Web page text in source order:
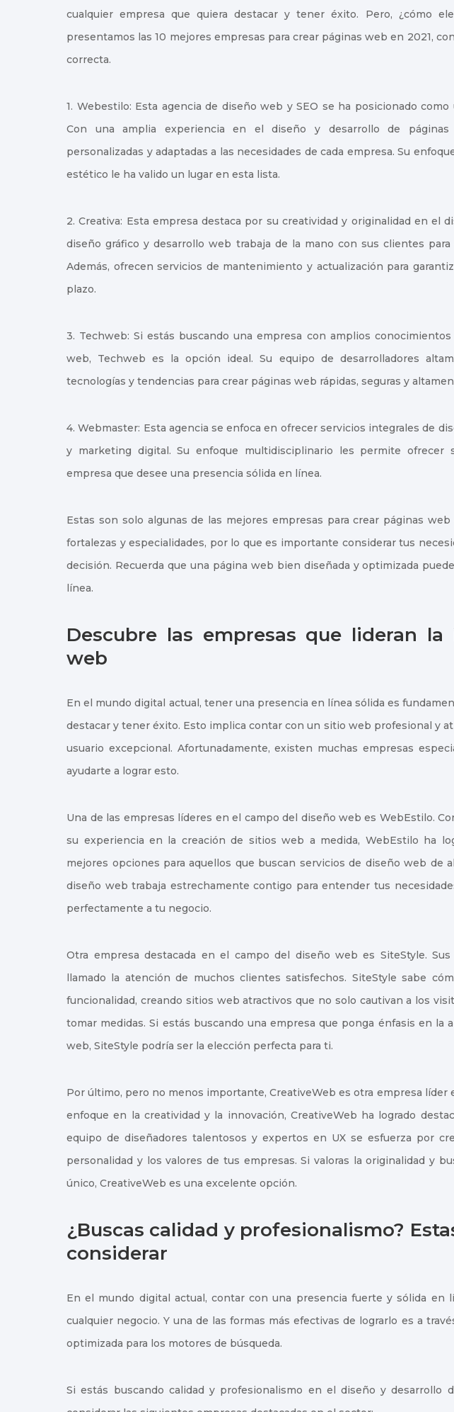
cualquier empresa que quiera destacar y tener éxito. Pero, ¿cómo
presentamos las 10 mejores empresas para crear páginas web en 2021,
correcta.
1. Webestilo: Esta agencia de diseño web y SEO se ha posicionado
Con una amplia experiencia en el diseño y desarrollo de páginas
personalizadas y adaptadas a las necesidades de cada empresa. Su
estético le ha valido un lugar en esta lista.
2. Creativa: Esta empresa destaca por su creatividad y originalidad en el
diseño gráfico y desarrollo web trabaja de la mano con sus clientes
Además, ofrecen servicios de mantenimiento y actualización para
plazo.
3. Techweb: Si estás buscando una empresa con amplios
web, Techweb es la opción ideal. Su equipo de desarrolladores
tecnologías y tendencias para crear páginas web rápidas, seguras y
4. Webmaster: Esta agencia se enfoca en ofrecer servicios integrales de
y marketing digital. Su enfoque multidisciplinario les permite ofrecer
empresa que desee una presencia sólida en línea.
Estas son solo algunas de las mejores empresas para crear páginas
fortalezas y especialidades, por lo que es importante considerar tus
decisión. Recuerda que una página web bien diseñada y optimizada
línea.
Descubre las empresas que lideran
web
En el mundo digital actual, tener una presencia en línea sólida es
destacar y tener éxito. Esto implica contar con un sitio web profesional y
usuario excepcional. Afortunadamente, existen muchas empresas
ayudarte a lograr esto.
Una de las empresas líderes en el campo del diseño web es WebEstilo.
su experiencia en la creación de sitios web a medida, WebEstilo ha
mejores opciones para aquellos que buscan servicios de diseño web de
diseño web trabaja estrechamente contigo para entender tus
perfectamente a tu negocio.
Otra empresa destacada en el campo del diseño web es SiteStyle.
llamado la atención de muchos clientes satisfechos. SiteStyle sabe
funcionalidad, creando sitios web atractivos que no solo cautivan a los
tomar medidas. Si estás buscando una empresa que ponga énfasis en
web, SiteStyle podría ser la elección perfecta para ti.
Por último, pero no menos importante, CreativeWeb es otra empresa líder
enfoque en la creatividad y la innovación, CreativeWeb ha logrado
equipo de diseñadores talentosos y expertos en UX se esfuerza por
personalidad y los valores de tus empresas. Si valoras la originalidad y
único, CreativeWeb es una excelente opción.
¿Buscas calidad y profesionalismo?
considerar
En el mundo digital actual, contar con una presencia fuerte y sólida en
cualquier negocio. Y una de las formas más efectivas de lograrlo es a
optimizada para los motores de búsqueda.
Si estás buscando calidad y profesionalismo en el diseño y desarrollo